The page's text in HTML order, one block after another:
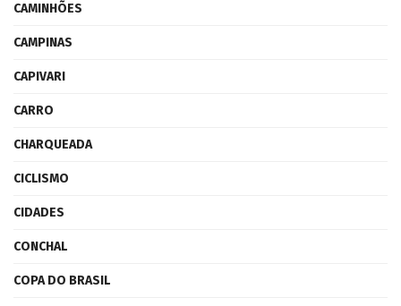
CAMINHÕES
CAMPINAS
CAPIVARI
CARRO
CHARQUEADA
CICLISMO
CIDADES
CONCHAL
COPA DO BRASIL